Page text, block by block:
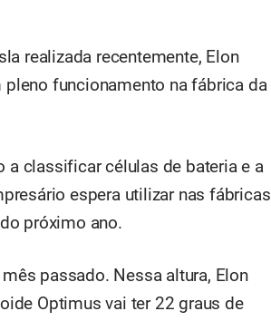
realizada recentemente, Elon
funcionamento na fábrica da
a classificar células de bateria e a
espera utilizar nas fábricas
próximo ano.
passado. Nessa altura, Elon
Optimus vai ter 22 graus de